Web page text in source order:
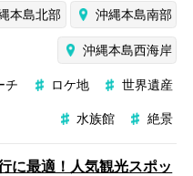
本島北部 沖縄本島南部
沖縄本島西海岸
チ ロケ地 世界遺産
水族館 絶景
に最適！人気観光スポッ